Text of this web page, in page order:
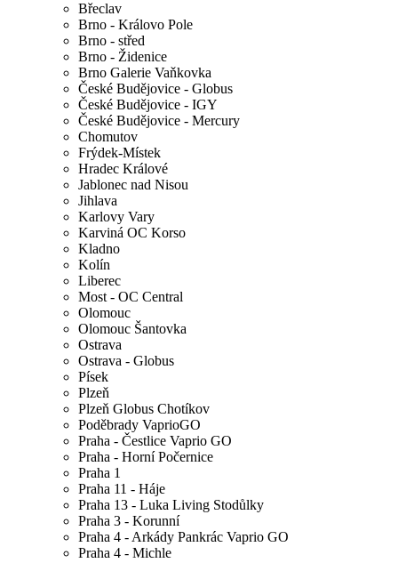
Břeclav
Brno - Královo Pole
Brno - střed
Brno - Židenice
Brno Galerie Vaňkovka
České Budějovice - Globus
České Budějovice - IGY
České Budějovice - Mercury
Chomutov
Frýdek-Místek
Hradec Králové
Jablonec nad Nisou
Jihlava
Karlovy Vary
Karviná OC Korso
Kladno
Kolín
Liberec
Most - OC Central
Olomouc
Olomouc Šantovka
Ostrava
Ostrava - Globus
Písek
Plzeň
Plzeň Globus Chotíkov
Poděbrady VaprioGO
Praha - Čestlice Vaprio GO
Praha - Horní Počernice
Praha 1
Praha 11 - Háje
Praha 13 - Luka Living Stodůlky
Praha 3 - Korunní
Praha 4 - Arkády Pankrác Vaprio GO
Praha 4 - Michle